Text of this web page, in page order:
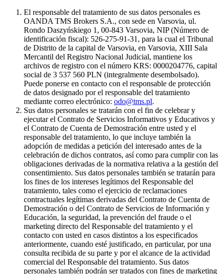
El responsable del tratamiento de sus datos personales es
OANDA TMS Brokers S.A., con sede en Varsovia, ul.
Rondo Daszyńskiego 1, 00-843 Varsovia, NIP (Número de
identificación fiscal): 526-275-91-31, para la cual el Tribunal
de Distrito de la capital de Varsovia, en Varsovia, XIII Sala
Mercantil del Registro Nacional Judicial, mantiene los
archivos de registro con el número KRS: 0000204776, capital
social de 3 537 560 PLN (integralmente desembolsado).
Puede ponerse en contacto con el responsable de protección
de datos designado por el responsable del tratamiento
mediante correo electrónico: odo@tms.pl.
Sus datos personales se tratarán con el fin de celebrar y
ejecutar el Contrato de Servicios Informativos y Educativos y
el Contrato de Cuenta de Demostración entre usted y el
responsable del tratamiento, lo que incluye también la
adopción de medidas a petición del interesado antes de la
celebración de dichos contratos, así como para cumplir con las
obligaciones derivadas de la normativa relativa a la gestión del
consentimiento. Sus datos personales también se tratarán para
los fines de los intereses legítimos del Responsable del
tratamiento, tales como el ejercicio de reclamaciones
contractuales legítimas derivadas del Contrato de Cuenta de
Demostración o del Contrato de Servicios de Información y
Educación, la seguridad, la prevención del fraude o el
marketing directo del Responsable del tratamiento y el
contacto con usted en casos distintos a los especificados
anteriormente, cuando esté justificado, en particular, por una
consulta recibida de su parte y por el alcance de la actividad
comercial del Responsable del tratamiento. Sus datos
personales también podrán ser tratados con fines de marketing